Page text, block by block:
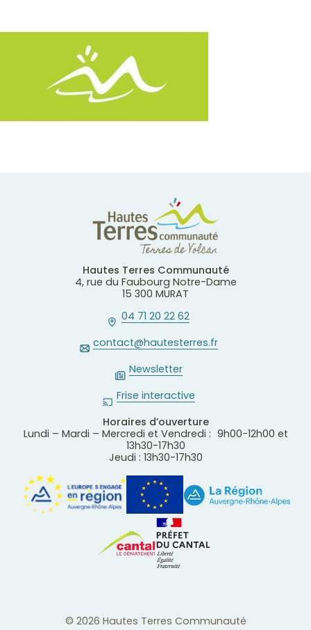
Hautes Terres Communauté
4, rue du Faubourg Notre-Dame
15 300 MURAT
04 71 20 22 62
contact@hautesterres.fr
Newsletter
Frise interactive
Horaires d’ouverture
Lundi – Mardi – Mercredi et Vendredi : 9h00-12h00 et
13h30-17h30
Jeudi : 13h30-17h30
© 2026 Hautes Terres Communauté